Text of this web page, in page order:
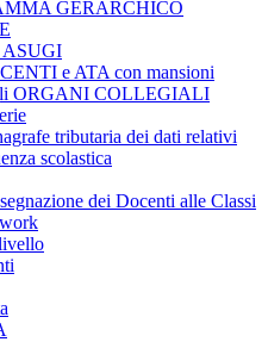
GERARCHICO
ASUGI
e ATA con mansioni
ORGANI COLLEGIALI
tributaria dei dati relativi
scolastica
dei Docenti alle Classi